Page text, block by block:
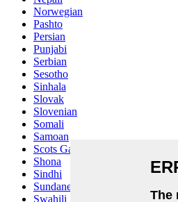
Norwegian
Pashto
Persian
Punjabi
Serbian
Sesotho
Sinhala
Slovak
Slovenian
Somali
Samoan
Scots Gaelic
Shona
Sindhi
Sundanese
Swahili